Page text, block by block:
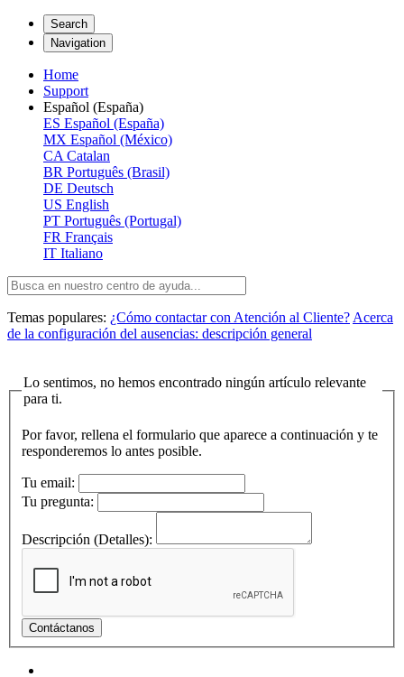
Search
Navigation
Home
Support
Español (España)
ES Español (España)
MX Español (México)
CA Catalan
BR Português (Brasil)
DE Deutsch
US English
PT Português (Portugal)
FR Français
IT Italiano
Temas populares: ¿Cómo contactar con Atención al Cliente? Acerca
de la configuración del ausencias: descripción general
Lo sentimos, no hemos encontrado ningún artículo relevante
para ti.
Por favor, rellena el formulario que aparece a continuación y te
responderemos lo antes posible.
Tu email:
Tu pregunta:
Descripción (Detalles):